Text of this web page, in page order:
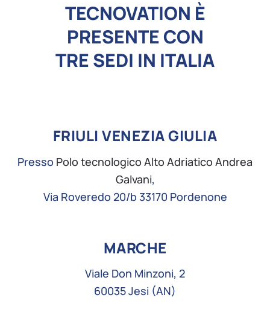
TECNOVATION È
PRESENTE CON
TRE SEDI IN ITALIA
FRIULI VENEZIA GIULIA
Presso Polo tecnologico Alto Adriatico Andrea
Galvani,
Via Roveredo 20/b 33170 Pordenone
MARCHE
Viale Don Minzoni, 2
60035 Jesi (AN)